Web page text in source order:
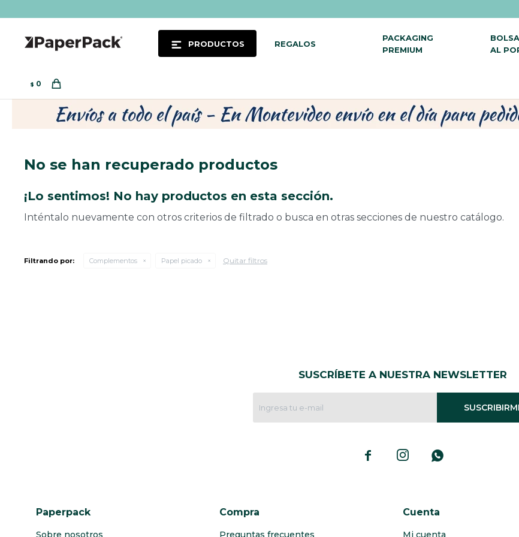
PRODUCTOS REGALOS
PACKAGING
PREMIUM
AL
$ 0
No se han recuperado productos
¡Lo sentimos! No hay productos en esta sección.
Inténtalo nuevamente con otros criterios de filtrado o busca en otras secciones de nuestro catálogo.
Filtrando por: Complementos Papel picado Quitar filtros
SUSCRÍBETE A NUESTRA NEWSLETTER
  
Paperpack
Sobre nosotros
Compra
Preguntas frecuentes
Cuenta
Mi cuenta